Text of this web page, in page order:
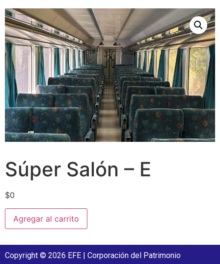
Súper Salón – E
$0
Agregar al carrito
Copyright © 2026 EFE | Corporación del Patrimonio